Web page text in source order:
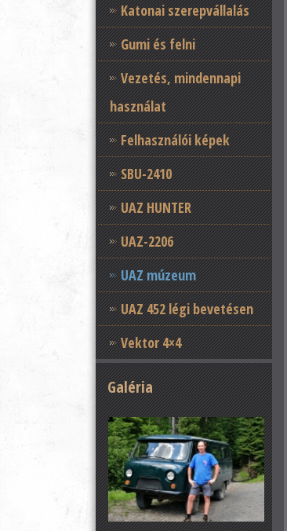
Katonai szerepvállalás
Gumi és felni
Vezetés, mindennapi
használat
Felhasználói képek
SBU-2410
UAZ HUNTER
UAZ-2206
UAZ múzeum
UAZ 452 légi bevetésen
Vektor 4×4
Galéria